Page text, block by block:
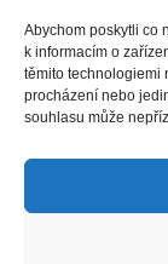
Abychom poskytli co
k informacím o
těmito technologiemi
procházení nebo
souhlasu může
Fletcher a jeho
zpět do